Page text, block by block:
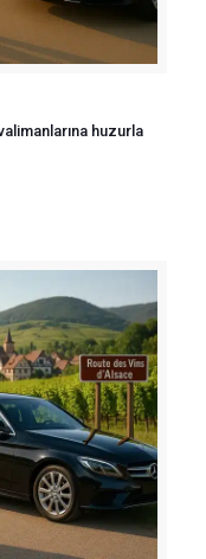
huzurla